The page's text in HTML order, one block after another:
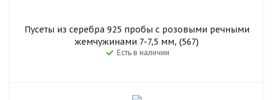
Пусеты из серебра 925 пробы с розовыми речными
жемчужинами 7-7,5 мм, (567)
Есть в наличии